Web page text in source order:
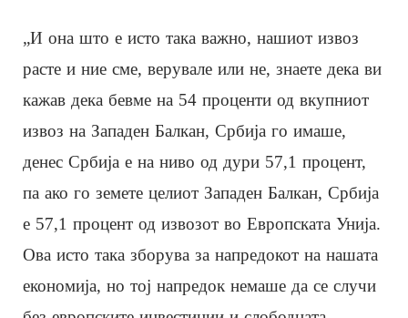
„И она што е исто така важно, нашиот извоз
расте и ние сме, верувале или не, знаете дека ви
кажав дека бевме на 54 проценти од вкупниот
извоз на Западен Балкан, Србија го имаше,
денес Србија е на ниво од дури 57,1 процент,
па ако го земете целиот Западен Балкан, Србија
е 57,1 процент од извозот во Европската Унија.
Ова исто така зборува за напредокот на нашата
економија, но тој напредок немаше да се случи